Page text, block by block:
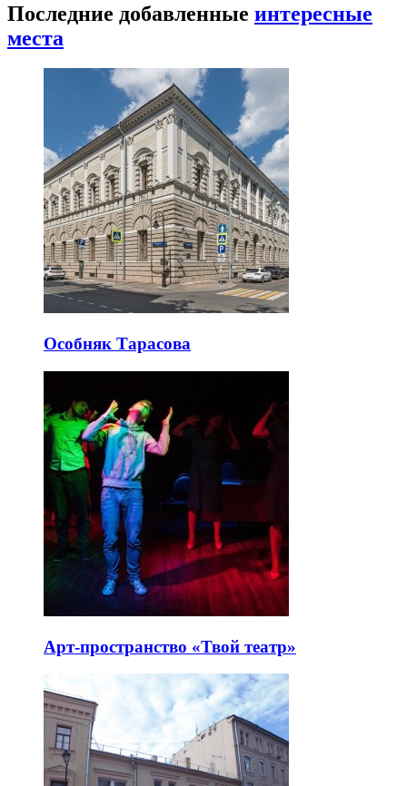
Последние добавленные интересные
места
Особняк Тарасова
Арт-пространство «Твой театр»